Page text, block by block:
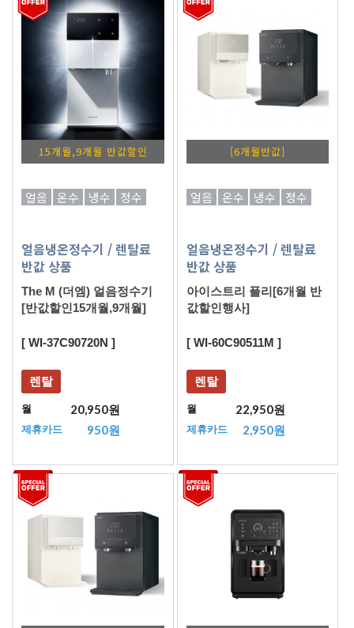
15개월,9개월 반값할인
얼음 온수 냉수 정수
얼음냉온정수기 / 렌탈료
반값 상품
The M (더엠) 얼음정수기
[반값할인15개월,9개월]
[ WI-37C90720N ]
렌탈
월 20,950원
제휴카드 950원
[6개월반값]
얼음 온수 냉수 정수
얼음냉온정수기 / 렌탈료
반값 상품
아이스트리 플리[6개월 반
값할인행사]
[ WI-60C90511M ]
렌탈
월 22,950원
제휴카드 2,950원